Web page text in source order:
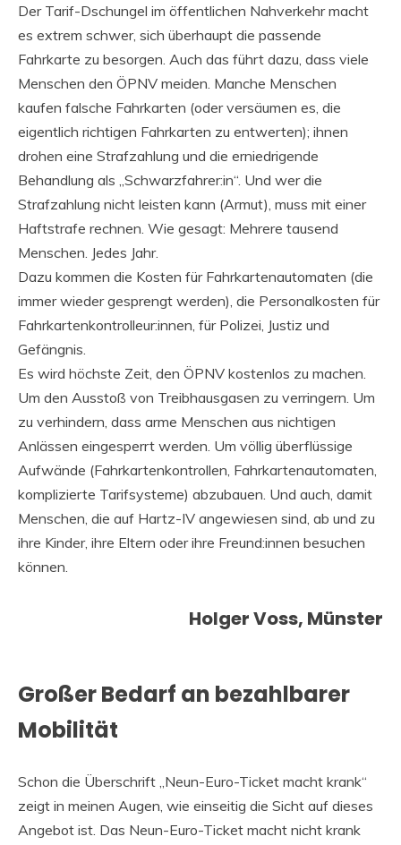
Der Tarif-Dschungel im öffentlichen Nahverkehr macht
es extrem schwer, sich überhaupt die passende
Fahrkarte zu besorgen. Auch das führt dazu, dass viele
Menschen den ÖPNV meiden. Manche Menschen
kaufen falsche Fahrkarten (oder versäumen es, die
eigentlich richtigen Fahrkarten zu entwerten); ihnen
drohen eine Strafzahlung und die erniedrigende
Behandlung als „Schwarzfahrer:in“. Und wer die
Strafzahlung nicht leisten kann (Armut), muss mit einer
Haftstrafe rechnen. Wie gesagt: Mehrere tausend
Menschen. Jedes Jahr.
Dazu kommen die Kosten für Fahrkartenautomaten (die
immer wieder gesprengt werden), die Personalkosten für
Fahrkartenkontrolleur:innen, für Polizei, Justiz und
Gefängnis.
Es wird höchste Zeit, den ÖPNV kostenlos zu machen.
Um den Ausstoß von Treibhausgasen zu verringern. Um
zu verhindern, dass arme Menschen aus nichtigen
Anlässen eingesperrt werden. Um völlig überflüssige
Aufwände (Fahrkartenkontrollen, Fahrkartenautomaten,
komplizierte Tarifsysteme) abzubauen. Und auch, damit
Menschen, die auf Hartz-IV angewiesen sind, ab und zu
ihre Kinder, ihre Eltern oder ihre Freund:innen besuchen
können.
Holger Voss, Münster
Großer Bedarf an bezahlbarer
Mobilität
Schon die Überschrift „Neun-Euro-Ticket macht krank“
zeigt in meinen Augen, wie einseitig die Sicht auf dieses
Angebot ist. Das Neun-Euro-Ticket macht nicht krank